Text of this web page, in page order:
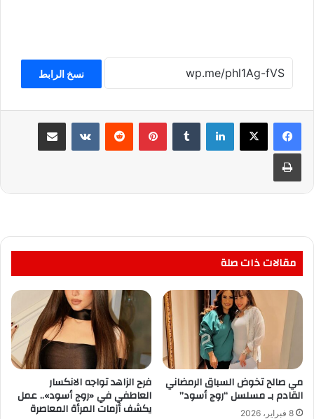
نسخ الرابط
لينكدإن بينتيريست مشاركة عبر البريد
طباعة
مقالات ذات صلة
مي صالح تخوض السباق الرمضاني
القادم بـ مسلسل “روج أسود”
8 فبراير، 2026
فرح الزاهد تواجه الانكسار
العاطفي في «روج أسود».. عمل
يكشف أزمات المرأة المعاصرة